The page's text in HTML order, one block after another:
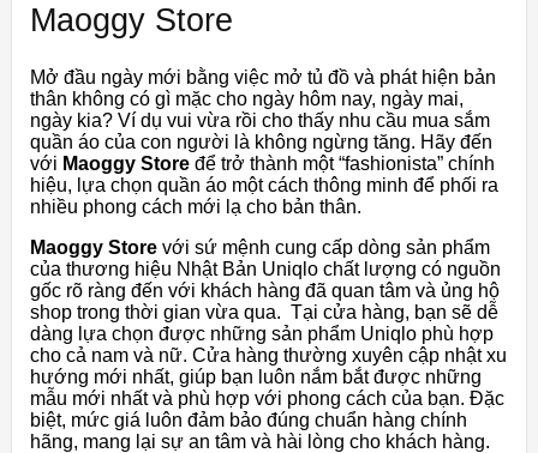
Maoggy Store
Mở đầu ngày mới bằng việc mở tủ đồ và phát hiện bản
thân không có gì mặc cho ngày hôm nay, ngày mai,
ngày kia? Ví dụ vui vừa rồi cho thấy nhu cầu mua sắm
quần áo của con người là không ngừng tăng. Hãy đến
với Maoggy Store để trở thành một “fashionista” chính
hiệu, lựa chọn quần áo một cách thông minh để phối ra
nhiều phong cách mới lạ cho bản thân.
Maoggy Store với sứ mệnh cung cấp dòng sản phẩm
của thương hiệu Nhật Bản Uniqlo chất lượng có nguồn
gốc rõ ràng đến với khách hàng đã quan tâm và ủng hộ
shop trong thời gian vừa qua. Tại cửa hàng, bạn sẽ dễ
dàng lựa chọn được những sản phẩm Uniqlo phù hợp
cho cả nam và nữ. Cửa hàng thường xuyên cập nhật xu
hướng mới nhất, giúp bạn luôn nắm bắt được những
mẫu mới nhất và phù hợp với phong cách của bạn. Đặc
biệt, mức giá luôn đảm bảo đúng chuẩn hàng chính
hãng, mang lại sự an tâm và hài lòng cho khách hàng.